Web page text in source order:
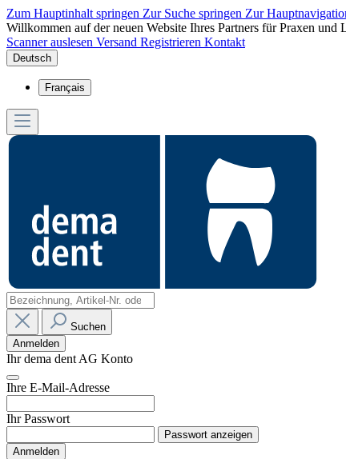
Zum Hauptinhalt springen Zur Suche springen Zur
Willkommen auf der neuen Website Ihres Partners für Praxen und
Scanner auslesen Versand Registrieren Kontakt
Deutsch
Français
Suchen
Anmelden
Ihr dema dent AG Konto
Ihre E-Mail-Adresse
Ihr Passwort
Passwort anzeigen
Anmelden